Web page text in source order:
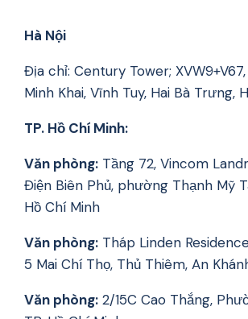
Hà Nội
Địa chỉ: Century Tower;
Minh Khai, Vĩnh Tuy, Hai Bà Trưng,
TP. Hồ Chí Minh:
Văn phòng: Tầng 72, Vincom
Điện Biên Phủ, phường Thạnh Mỹ
Hồ Chí Minh
Văn phòng: Tháp Linden
5 Mai Chí Thọ, Thủ Thiêm, An
Văn phòng: 2/15C Cao Thắng,